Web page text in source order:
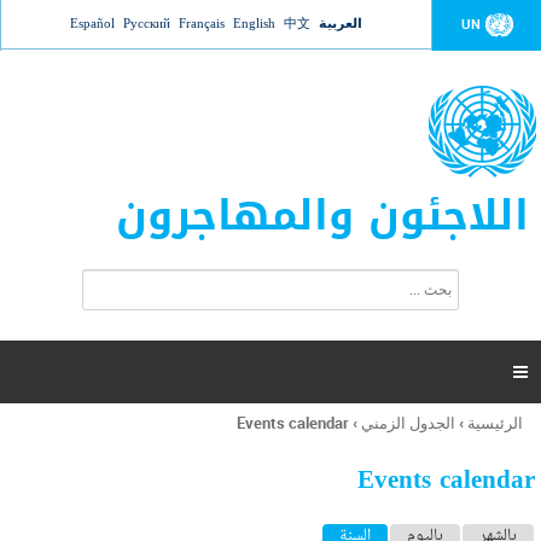
Jump to navigation UN العربية 中文
English
Français
Русский
Español
اللاجئون والمهاجرون
ت
ر
ل
ح
ب

أنت
هنا
الرئيسية › الجدول الزمني ›
Events calendar
Events calendar